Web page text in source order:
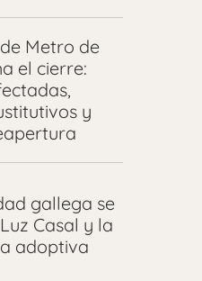
Metro de
el cierre:
y
gallega se
Casal y la
adoptiva